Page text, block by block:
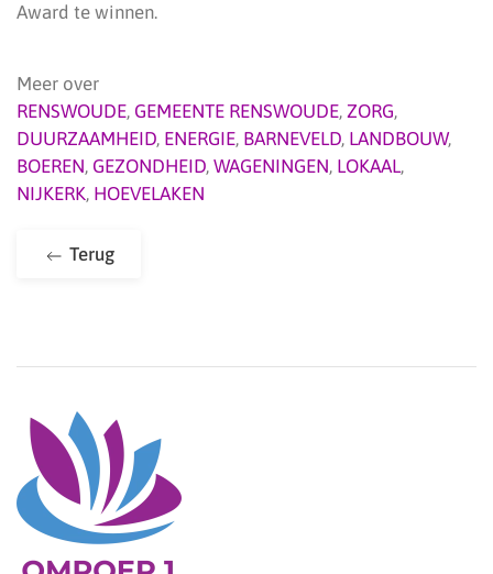
Award te winnen.
Meer over
RENSWOUDE, GEMEENTE RENSWOUDE, ZORG,
DUURZAAMHEID, ENERGIE, BARNEVELD, LANDBOUW,
BOEREN, GEZONDHEID, WAGENINGEN, LOKAAL,
NIJKERK, HOEVELAKEN
Terug